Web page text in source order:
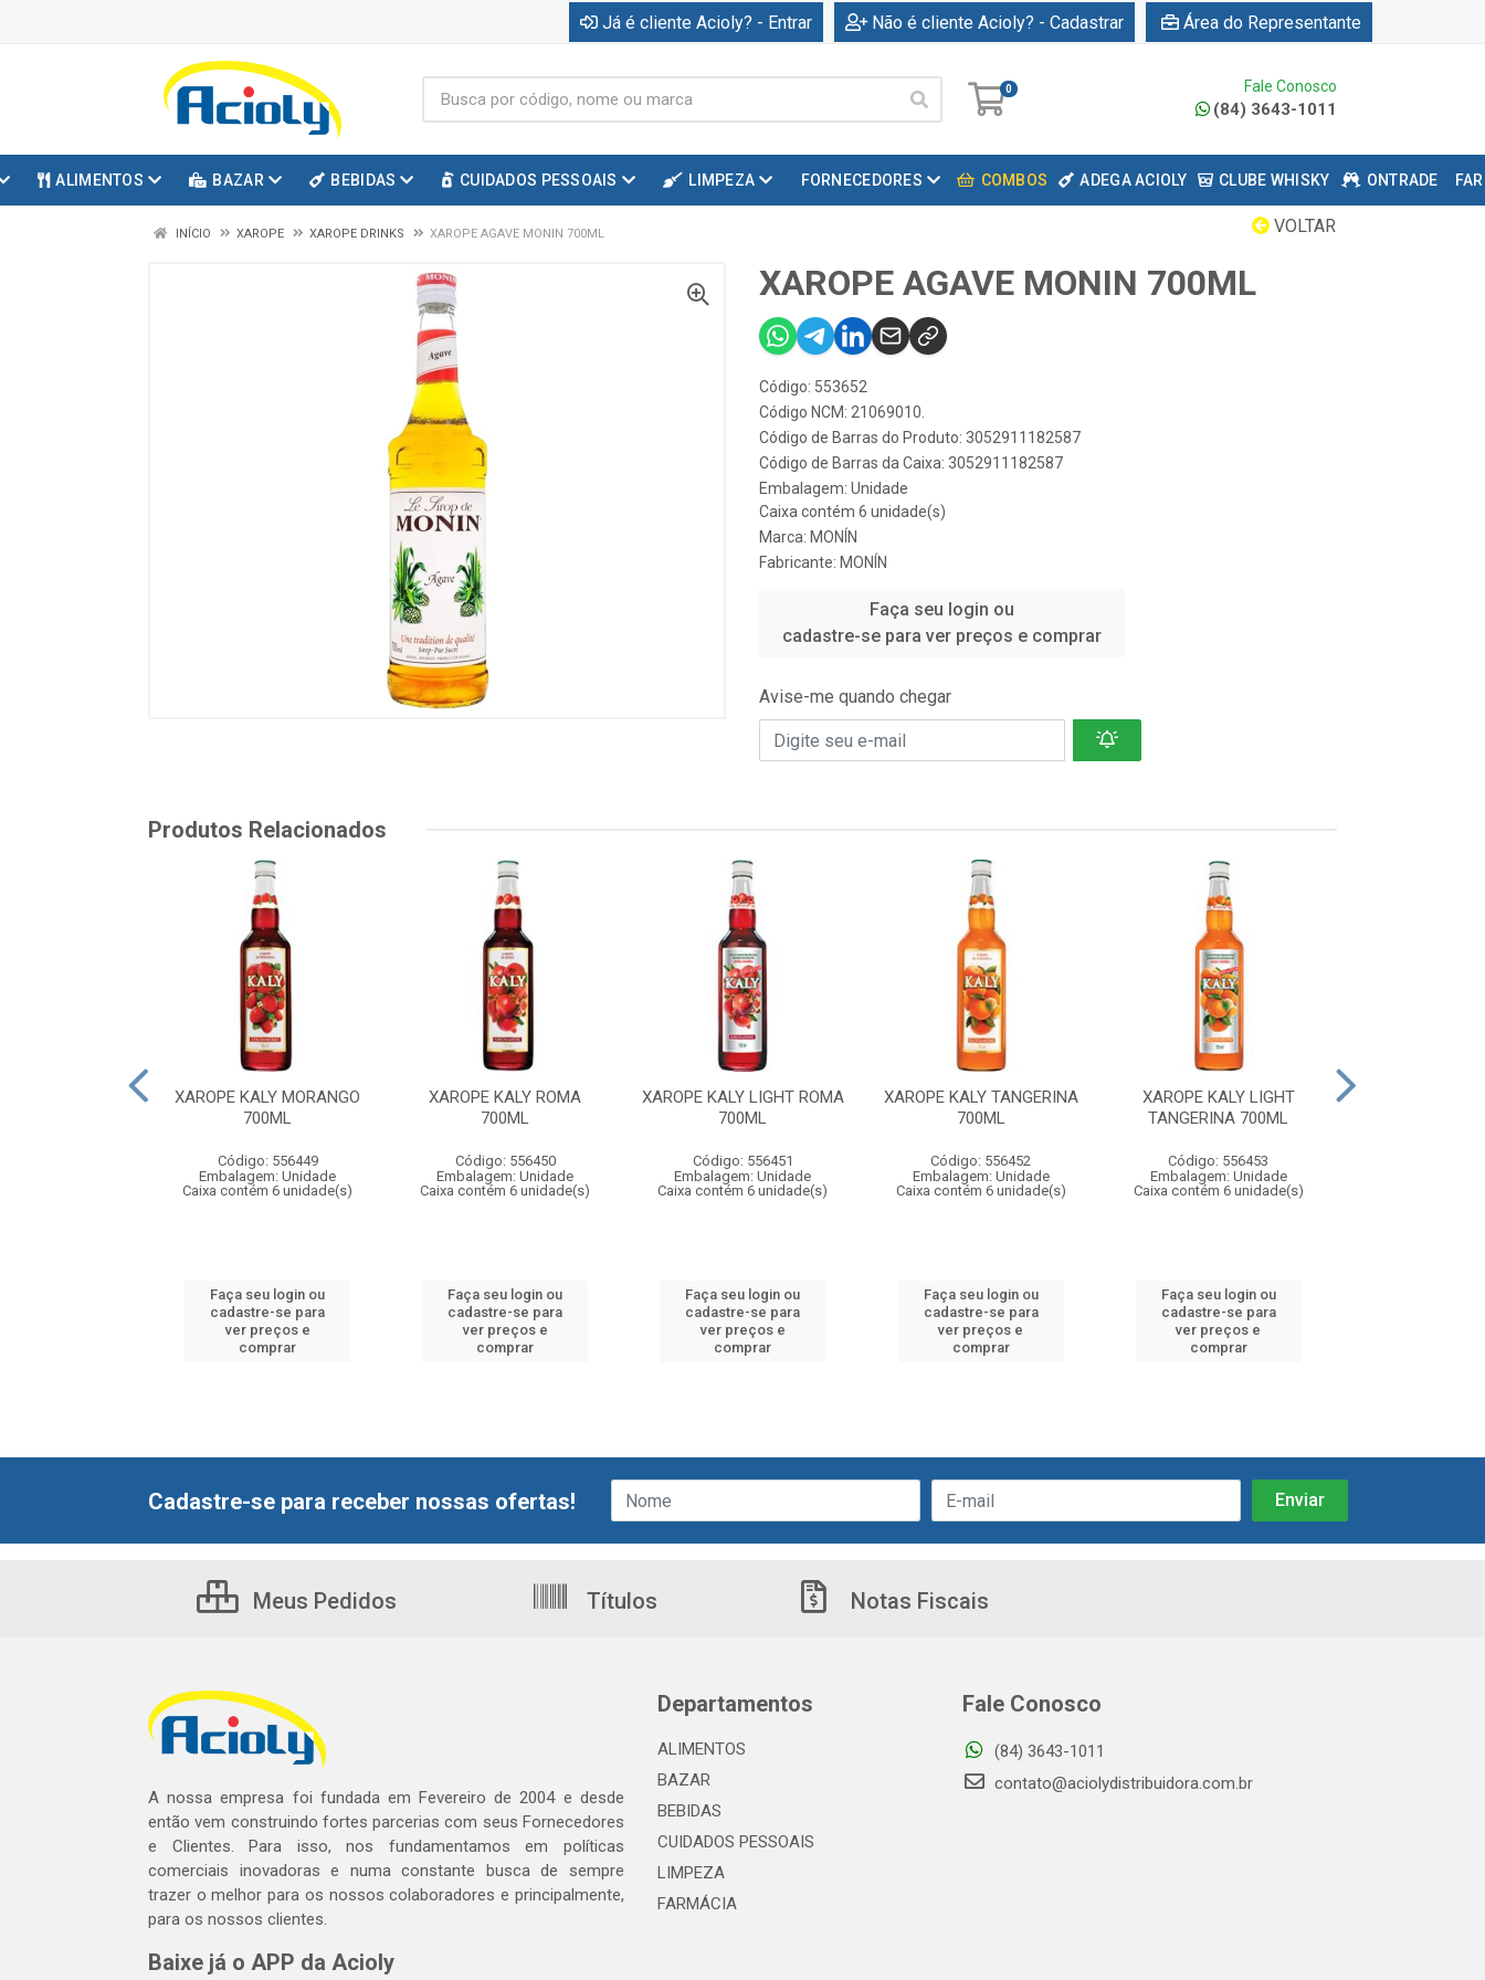
Já é cliente Acioly? - Entrar Não é cliente Acioly? - Cadastrar Área do Representante
0 Fale Conosco
(84) 3643-1011
ALIMENTOS BAZAR BEBIDAS CUIDADOS PESSOAIS LIMPEZA FORNECEDORES COMBOS ADEGA ACIOLY CLUBE WHISKY ONTRADE
VOLTAR
INÍCIO XAROPE XAROPE DRINKS XAROPE AGAVE MONIN 700ML
XAROPE AGAVE MONIN 700ML
Código: 553652
Código NCM: 21069010.
Código de Barras do Produto: 3052911182587
Código de Barras da Caixa: 3052911182587
Embalagem: Unidade
Caixa contém 6 unidade(s)
Marca: MONÍN
Fabricante: MONÍN
Faça seu login ou
cadastre-se para ver preços e comprar
Avise-me quando chegar
Produtos Relacionados
XAROPE KALY MORANGO
700ML
Código: 556449
Embalagem: Unidade
Caixa contém 6 unidade(s)
Faça seu login ou
cadastre-se para
ver preços e
comprar
XAROPE KALY ROMA
700ML
Código: 556450
Embalagem: Unidade
Caixa contém 6 unidade(s)
Faça seu login ou
cadastre-se para
ver preços e
comprar
XAROPE KALY LIGHT ROMA
700ML
Código: 556451
Embalagem: Unidade
Caixa contém 6 unidade(s)
Faça seu login ou
cadastre-se para
ver preços e
comprar
XAROPE KALY TANGERINA
700ML
Código: 556452
Embalagem: Unidade
Caixa contém 6 unidade(s)
Faça seu login ou
cadastre-se para
ver preços e
comprar
XAROPE KALY LIGHT
TANGERINA 700ML
Código: 556453
Embalagem: Unidade
Caixa contém 6 unidade(s)
Faça seu login ou
cadastre-se para
ver preços e
comprar
Cadastre-se para receber nossas ofertas!
Meus Pedidos Títulos Notas Fiscais
A nossa empresa foi fundada em Fevereiro de 2004 e desde
então vem construindo fortes parcerias com seus Fornecedores
e Clientes. Para isso, nos fundamentamos em políticas
comerciais inovadoras e numa constante busca de sempre
trazer o melhor para os nossos colaboradores e principalmente,
para os nossos clientes.
Baixe já o APP da Acioly
Departamentos
ALIMENTOS
BAZAR
BEBIDAS
CUIDADOS PESSOAIS
LIMPEZA
FARMÁCIA
Fale Conosco
(84) 3643-1011
contato@aciolydistribuidora.com.br